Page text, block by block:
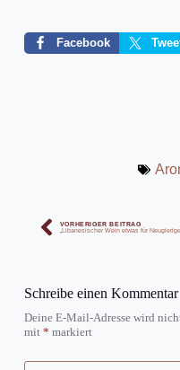
Facebook
VORHERIGER BEITRAG
„Libanesischer Wein etwas für
Schreibe einen Kommentar
Deine E-Mail-Adresse wird
mit * markiert